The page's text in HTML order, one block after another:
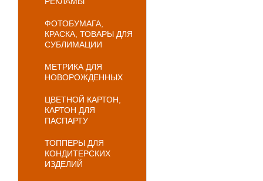
ФОТОБУМАГА,
КРАСКА, ТОВАРЫ ДЛЯ
СУБЛИМАЦИИ
МЕТРИКА ДЛЯ
НОВОРОЖДЕННЫХ
ЦВЕТНОЙ КАРТОН,
КАРТОН ДЛЯ
ПАСПАРТУ
ТОППЕРЫ ДЛЯ
КОНДИТЕРСКИХ
ИЗДЕЛИЙ